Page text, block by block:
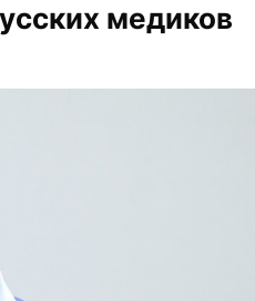
медиков